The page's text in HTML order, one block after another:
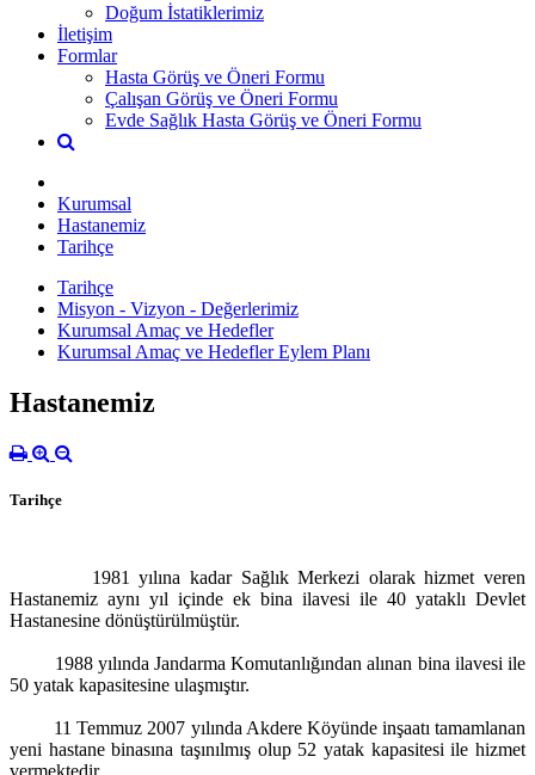
Doğum İstatiklerimiz
İletişim
Formlar
Hasta Görüş ve Öneri Formu
Çalışan Görüş ve Öneri Formu
Evde Sağlık Hasta Görüş ve Öneri Formu
Kurumsal
Hastanemiz
Tarihçe
Tarihçe
Misyon - Vizyon - Değerlerimiz
Kurumsal Amaç ve Hedefler
Kurumsal Amaç ve Hedefler Eylem Planı
Hastanemiz
Tarihçe
1981 yılına kadar Sağlık Merkezi olarak hizmet veren
Hastanemiz aynı yıl içinde ek bina ilavesi ile 40 yataklı Devlet
Hastanesine dönüştürülmüştür.
1988 yılında Jandarma Komutanlığından alınan bina ilavesi ile
50 yatak kapasitesine ulaşmıştır.
11 Temmuz 2007 yılında Akdere Köyünde inşaatı tamamlanan
yeni hastane binasına taşınılmış olup 52 yatak kapasitesi ile hizmet
vermektedir.